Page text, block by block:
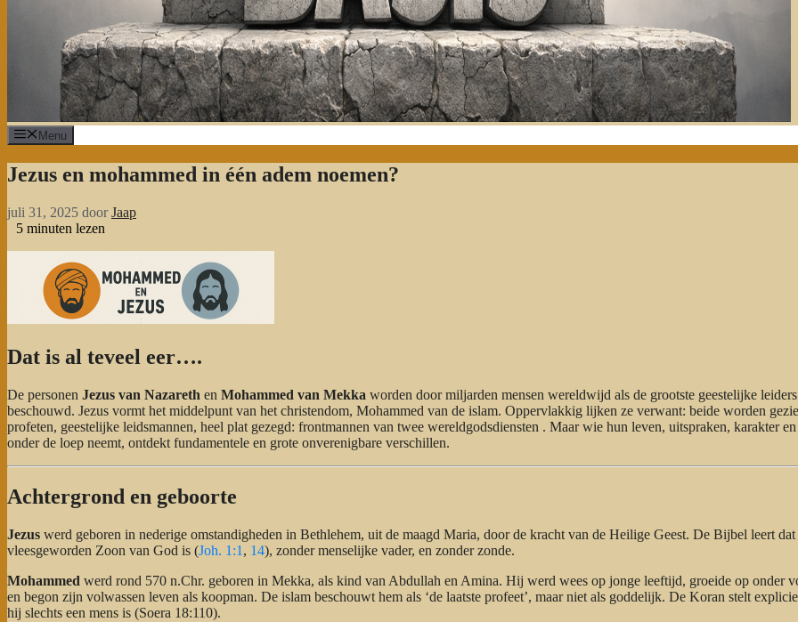
Menu
Jezus en mohammed in één adem noemen?
juli 31, 2025 doorJaap
5 minuten lezen
Dat is al teveel eer….
De personen Jezus van Nazareth en Mohammed van Mekka worden door miljarden mensen wereldwijd als de grootste geestelijke leiders
beschouwd. Jezus vormt het middelpunt van het christendom, Mohammed van de islam. Oppervlakkig lijken ze verwant: beide worden
profeten, geestelijke leidsmannen, heel plat gezegd: frontmannen van twee wereldgodsdiensten . Maar wie hun leven, uitspraken, karakter
onder de loep neemt, ontdekt fundamentele en grote onverenigbare verschillen.
Achtergrond en geboorte
Jezus werd geboren in nederige omstandigheden in Bethlehem, uit de maagd Maria, door de kracht van de Heilige Geest. De Bijbel leert
vleesgeworden Zoon van God is (Joh. 1:1 , 14), zonder menselijke vader, en zonder zonde.
Mohammed werd rond 570 n.Chr. geboren in Mekka, als kind van Abdullah en Amina. Hij werd wees op jonge leeftijd, groeide op onder
en begon zijn volwassen leven als koopman. De islam beschouwt hem als ‘de laatste profeet’, maar niet als goddelijk. De Koran stelt
hij slechts een mens is (Soera 18:110).